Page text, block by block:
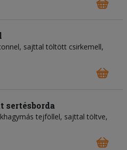
sajttal töltött csirkemell,
sertésborda
tejföllel, sajttal töltve,